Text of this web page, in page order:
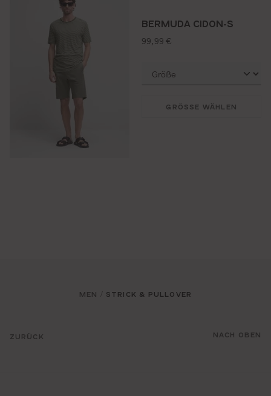
BERMUDA CIDON-S
regulärer preis:
99,99 €
GRÖSSE WÄHLEN
ZURÜCK
MEN STRICK & PULLOVER
NACH OBEN